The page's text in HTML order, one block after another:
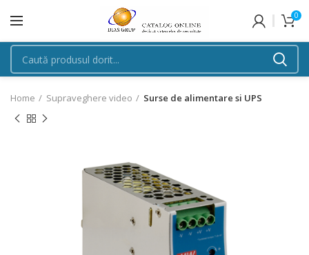
0
Home Supraveghere video Surse de alimentare si UPS